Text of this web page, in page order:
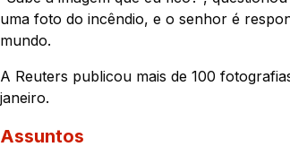
uma foto do incêndio, e o senhor é
mundo.
A Reuters publicou mais de 100
janeiro.
Assuntos